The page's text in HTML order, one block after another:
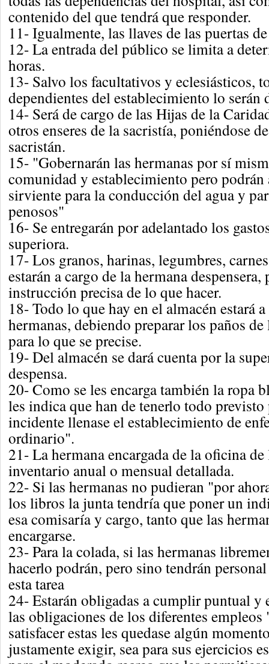
contenido del que tendrá que responder.
11- Igualmente, las llaves de las puertas
12- La entrada del público se limita a
horas.
13- Salvo los facultativos y eclesiásticos,
dependientes del establecimiento lo serán
14- Será de cargo de las Hijas de la
otros enseres de la sacristía, poniéndose
sacristán.
15- "Gobernarán las hermanas por sí
comunidad y establecimiento pero
sirviente para la conducción del agua y
penosos"
16- Se entregarán por adelantado los
superiora.
17- Los granos, harinas, legumbres,
estarán a cargo de la hermana despensera,
instrucción precisa de lo que hacer.
18- Todo lo que hay en el almacén estará
hermanas, debiendo preparar los paños
para lo que se precise.
19- Del almacén se dará cuenta por la
despensa.
20- Como se les encarga también la ropa
les indica que han de tenerlo todo
incidente llenase el establecimiento de
ordinario".
21- La hermana encargada de la oficina
inventario anual o mensual detallada.
22- Si las hermanas no pudieran "por
los libros la junta tendría que poner un
esa comisaría y cargo, tanto que las
encargarse.
23- Para la colada, si las hermanas
hacerlo podrán, pero sino tendrán
esta tarea
24- Estarán obligadas a cumplir puntual y
las obligaciones de los diferentes empleos
satisfacer estas les quedase algún
justamente exigir, sea para sus ejercicios